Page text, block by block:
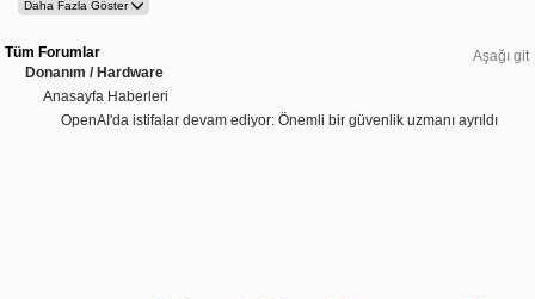
Aşağı git
Tüm Forumlar
Donanım / Hardware
Anasayfa Haberleri
OpenAI'da istifalar devam ediyor: Önemli bir güvenlik uzmanı ayrıldı